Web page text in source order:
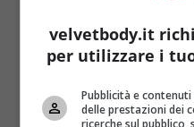
Notizie
Frecciarosa 2016 –
velvetbody.it
per utilizzare i
Pubblicità e
delle prestazioni dei
ricerche sul pubblico,